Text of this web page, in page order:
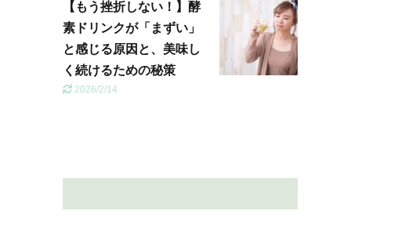
【もう挫折しない！】酵
素ドリンクが「まずい」
と感じる原因と、美味し
く続けるための秘策
2026/2/14